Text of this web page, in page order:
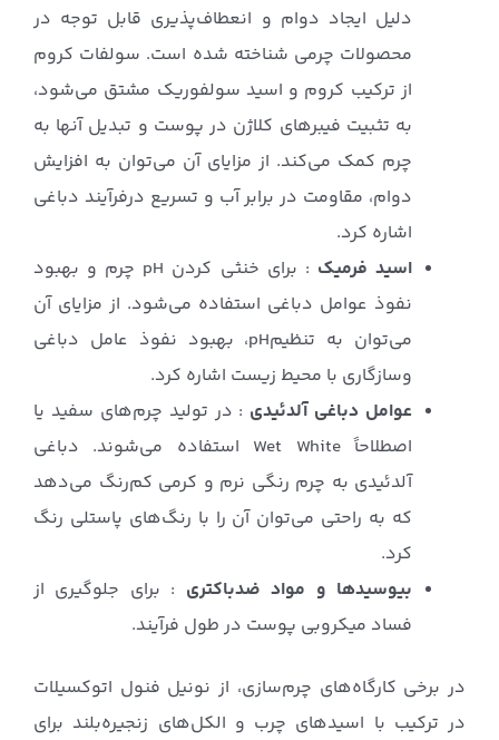
دلیل ایجاد دوام و انعطاف‌پذیری قابل توجه در
محصولات چرمی شناخته شده است. سولفات کروم
از ترکیب کروم و اسید سولفوریک مشتق می‌شود،
به تثبیت فیبرهای کلاژن در پوست و تبدیل آنها به
چرم کمک می‌کند. از مزایای آن می‌توان به افزایش
دوام، مقاومت در برابر آب و تسریع درفرآیند دباغی
اشاره کرد.
اسید فرمیک
: برای خنثی کردن pH چرم و بهبود
نفوذ عوامل دباغی استفاده می‌شود. از مزایای آن
می‌توان به تنظیمpH، بهبود نفوذ عامل دباغی
وسازگاری با محیط زیست اشاره کرد.
عوامل دباغی آلدئیدی : در تولید چرم‌های سفید یا
اصطلاحاً Wet White استفاده می‌شوند. دباغی
آلدئیدی به چرم رنگی نرم و کرمی کم‌رنگ می‌دهد
که به راحتی می‌توان آن را با رنگ‌های پاستلی رنگ
کرد.
بیوسیدها و مواد ضدباکتری : برای جلوگیری از
فساد میکروبی پوست در طول فرآیند.
در برخی کارگاه‌های چرم‌سازی، از نونیل فنول اتوکسیلات
در ترکیب با اسیدهای چرب و الکل‌های زنجیره‌بلند برای